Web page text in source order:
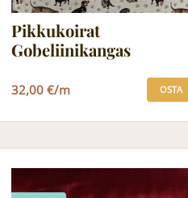
Pikkukoirat
Gobeliinikangas
32,00 €/m OSTA